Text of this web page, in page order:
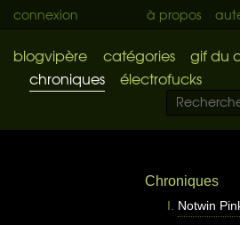
connexion à propos
blogvipère catégories
gif du
chroniques
électrofucks
Chroniques
Notwin